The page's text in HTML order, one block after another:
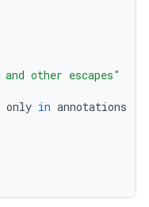
and other escapes"
only in annotations